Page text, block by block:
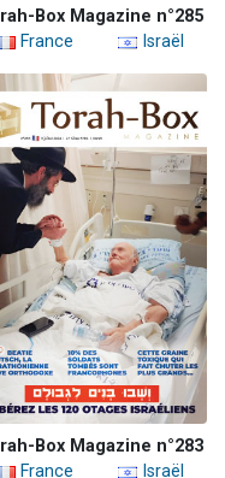
Box Magazine n°285
France
Israël
Box Magazine n°283
France
Israël